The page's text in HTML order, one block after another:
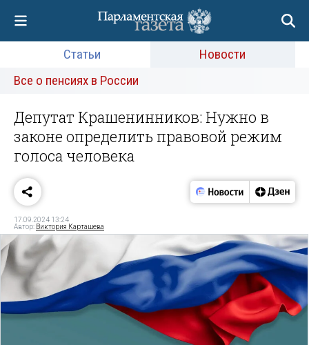
Статьи
Новости
Все о пенсиях в России
Депутат Крашенинников: Нужно в
законе определить правовой режим
голоса человека
17.09.2024 13:24
Автор: Виктория Карташева